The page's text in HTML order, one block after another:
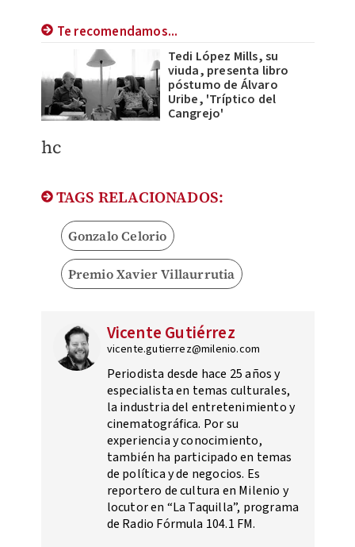
Te recomendamos...
Tedi López Mills, su
viuda, presenta libro
póstumo de Álvaro
Uribe, 'Tríptico del
Cangrejo'
hc
TAGS RELACIONADOS:
Gonzalo Celorio
Premio Xavier Villaurrutia
Vicente Gutiérrez
vicente.gutierrez@milenio.com
Periodista desde hace 25 años y
especialista en temas culturales,
la industria del entretenimiento y
cinematográfica. Por su
experiencia y conocimiento,
también ha participado en temas
de política y de negocios. Es
reportero de cultura en Milenio y
locutor en “La Taquilla”, programa
de Radio Fórmula 104.1 FM.